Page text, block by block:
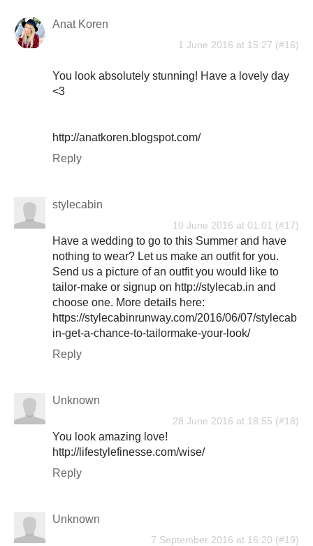
Anat Koren
1 June 2016 at 15:27
You look absolutely stunning! Have a lovely day
<3
http://anatkoren.blogspot.com/
Reply
stylecabin
10 June 2016 at 01:01
Have a wedding to go to this Summer and have
nothing to wear? Let us make an outfit for you.
Send us a picture of an outfit you would like to
tailor-make or signup on http://stylecab.in and
choose one. More details here:
https://stylecabinrunway.com/2016/06/07/stylecab
in-get-a-chance-to-tailormake-your-look/
Reply
Unknown
28 June 2016 at 18:55
You look amazing love!
http://lifestylefinesse.com/wise/
Reply
Unknown
7 September 2016 at 16:20